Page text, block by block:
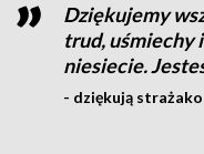
Dziękujemy
trud, uśmiechy
niesiecie.
- dziękują